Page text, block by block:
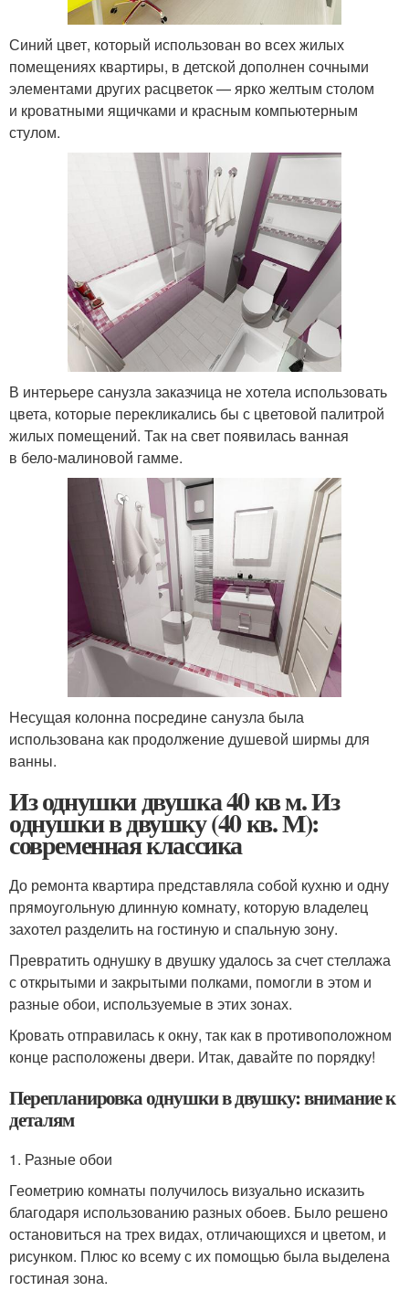
Синий цвет, который использован во всех жилых
помещениях квартиры, в детской дополнен сочными
элементами других расцветок — ярко желтым столом
и кроватными ящичками и красным компьютерным
стулом.
В интерьере санузла заказчица не хотела использовать
цвета, которые перекликались бы с цветовой палитрой
жилых помещений. Так на свет появилась ванная
в бело-малиновой гамме.
Несущая колонна посредине санузла была
использована как продолжение душевой ширмы для
ванны.
Из однушки двушка 40 кв м. Из
однушки в двушку (40 кв. М):
современная классика
До ремонта квартира представляла собой кухню и одну
прямоугольную длинную комнату, которую владелец
захотел разделить на гостиную и спальную зону.
Превратить однушку в двушку удалось за счет стеллажа
с открытыми и закрытыми полками, помогли в этом и
разные обои, используемые в этих зонах.
Кровать отправилась к окну, так как в противоположном
конце расположены двери. Итак, давайте по порядку!
Перепланировка однушки в двушку: внимание к
деталям
1. Разные обои
Геометрию комнаты получилось визуально исказить
благодаря использованию разных обоев. Было решено
остановиться на трех видах, отличающихся и цветом, и
рисунком. Плюс ко всему с их помощью была выделена
гостиная зона.